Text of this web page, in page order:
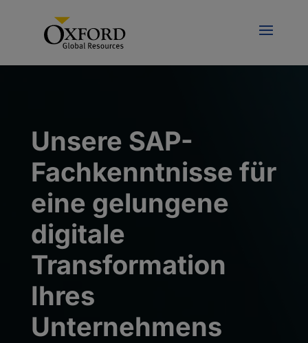
Unsere SAP-
Fachkenntnisse für
eine gelungene
digitale
Transformation
Ihres
Unternehmens